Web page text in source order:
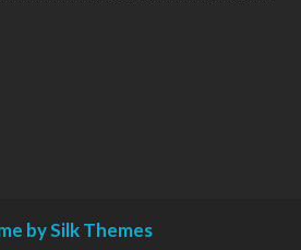
by Silk Themes